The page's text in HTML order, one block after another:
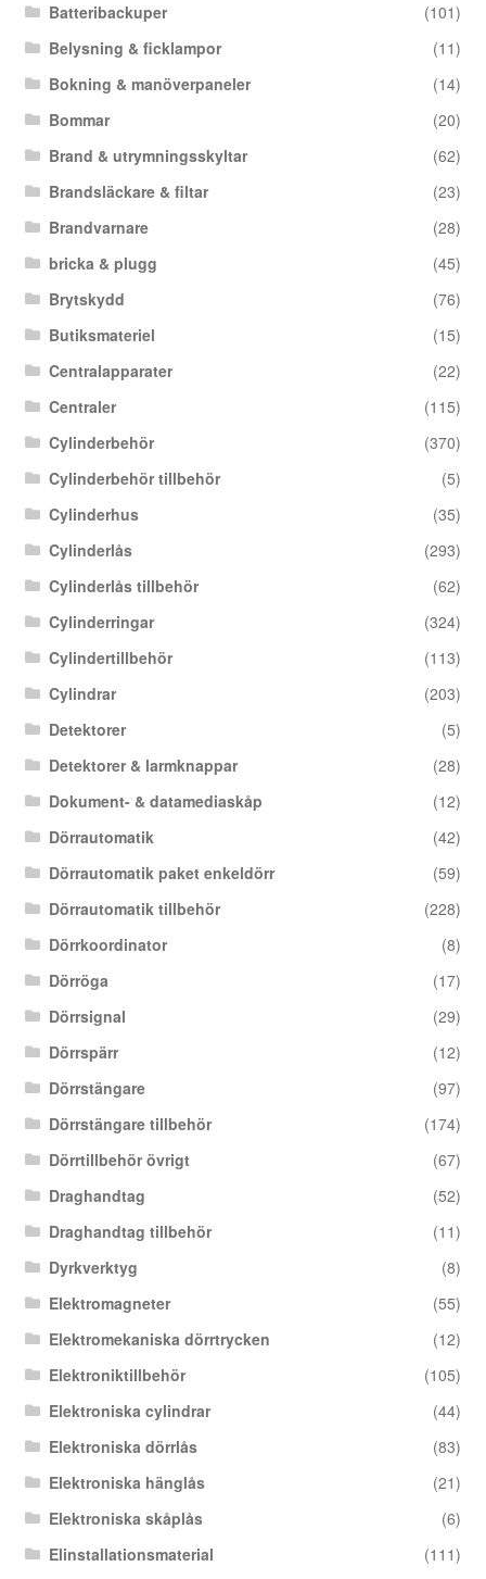
Batteribackuper
(101)
Belysning & ficklampor
(11)
Bokning & manöverpaneler
(14)
Bommar
(20)
Brand & utrymningsskyltar
(62)
Brandsläckare & filtar
(23)
Brandvarnare
(28)
bricka & plugg
(45)
Brytskydd
(76)
Butiksmateriel
(15)
Centralapparater
(22)
Centraler
(115)
Cylinderbehör
(370)
Cylinderbehör tillbehör
(5)
Cylinderhus
(35)
Cylinderlås
(293)
Cylinderlås tillbehör
(62)
Cylinderringar
(324)
Cylindertillbehör
(113)
Cylindrar
(203)
Detektorer
(5)
Detektorer & larmknappar
(28)
Dokument- & datamediaskåp
(12)
Dörrautomatik
(42)
Dörrautomatik paket enkeldörr
(59)
Dörrautomatik tillbehör
(228)
Dörrkoordinator
(8)
Dörröga
(17)
Dörrsignal
(29)
Dörrspärr
(12)
Dörrstängare
(97)
Dörrstängare tillbehör
(174)
Dörrtillbehör övrigt
(67)
Draghandtag
(52)
Draghandtag tillbehör
(11)
Dyrkverktyg
(8)
Elektromagneter
(55)
Elektromekaniska dörrtrycken
(12)
Elektroniktillbehör
(105)
Elektroniska cylindrar
(44)
Elektroniska dörrlås
(83)
Elektroniska hänglås
(21)
Elektroniska skåplås
(6)
Elinstallationsmaterial
(111)